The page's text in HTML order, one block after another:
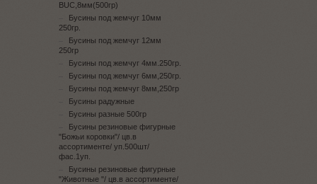
BUC,8мм(500гр)
Бусины под жемчуг 10мм
250гр.
Бусины под жемчуг 12мм
250гр
Бусины под жемчуг 4мм.250гр.
Бусины под жемчуг 6мм,250гр.
Бусины под жемчуг 8мм,250гр
Бусины радужные
Бусины разные 500гр
Бусины резиновые фигурные
"Божьи коровки"/ цв.в
ассортименте/ уп.500шт/
фас.1уп.
Бусины резиновые фигурные
"Животные "/ цв.в ассортименте/